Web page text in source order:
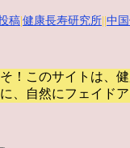
稿 健康長寿研究所 中
！このサイトは、
、自然にフェイド